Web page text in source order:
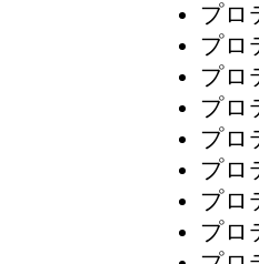
プロ
プロ
プロ
プロ
プロ
プロ
プロ
プロ